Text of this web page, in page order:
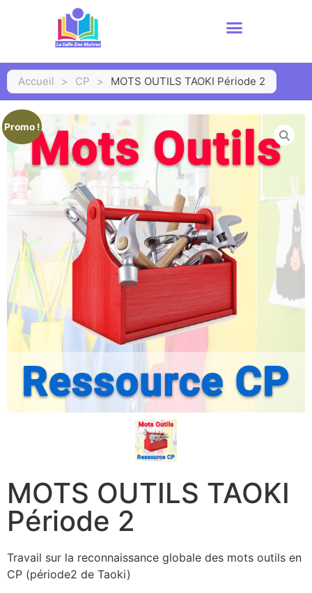
Accueil > CP > MOTS OUTILS TAOKI Période 2
Promo !
MOTS OUTILS TAOKI
Période 2
Travail sur la reconnaissance globale des mots outils en
CP (période2 de Taoki)